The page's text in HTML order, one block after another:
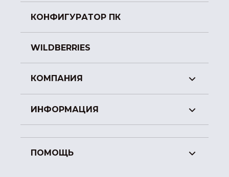
КОНФИГУРАТОР ПК
WILDBERRIES
КОМПАНИЯ
ИНФОРМАЦИЯ
ПОМОЩЬ